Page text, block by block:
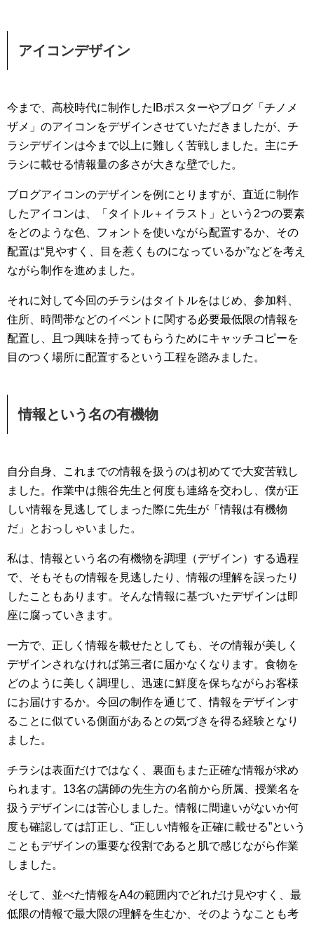
アイコンデザイン
今まで、高校時代に制作したIBポスターやブログ「チノメ
ザメ」のアイコンをデザインさせていただきましたが、チ
ラシデザインは今まで以上に難しく苦戦しました。主にチ
ラシに載せる情報量の多さが大きな壁でした。
ブログアイコンのデザインを例にとりますが、直近に制作
したアイコンは、「タイトル＋イラスト」という2つの要素
をどのような色、フォントを使いながら配置するか、その
配置は“見やすく、目を惹くものになっているか”などを考え
ながら制作を進めました。
それに対して今回のチラシはタイトルをはじめ、参加料、
住所、時間帯などのイベントに関する必要最低限の情報を
配置し、且つ興味を持ってもらうためにキャッチコピーを
目のつく場所に配置するという工程を踏みました。
情報という名の有機物
自分自身、これまでの情報を扱うのは初めてで大変苦戦し
ました。作業中は熊谷先生と何度も連絡を交わし、僕が正
しい情報を見逃してしまった際に先生が「情報は有機物
だ」とおっしゃいました。
私は、情報という名の有機物を調理（デザイン）する過程
で、そもそもの情報を見逃したり、情報の理解を誤ったり
したこともあります。そんな情報に基づいたデザインは即
座に腐っていきます。
一方で、正しく情報を載せたとしても、その情報が美しく
デザインされなければ第三者に届かなくなります。食物を
どのように美しく調理し、迅速に鮮度を保ちながらお客様
にお届けするか。今回の制作を通じて、情報をデザインす
ることに似ている側面があるとの気づきを得る経験となり
ました。
チラシは表面だけではなく、裏面もまた正確な情報が求め
られます。13名の講師の先生方の名前から所属、授業名を
扱うデザインには苦心しました。情報に間違いがないか何
度も確認しては訂正し、“正しい情報を正確に載せる”という
こともデザインの重要な役割であると肌で感じながら作業
しました。
そして、並べた情報をA4の範囲内でどれだけ見やすく、最
低限の情報で最大限の理解を生むか、そのようなことも考